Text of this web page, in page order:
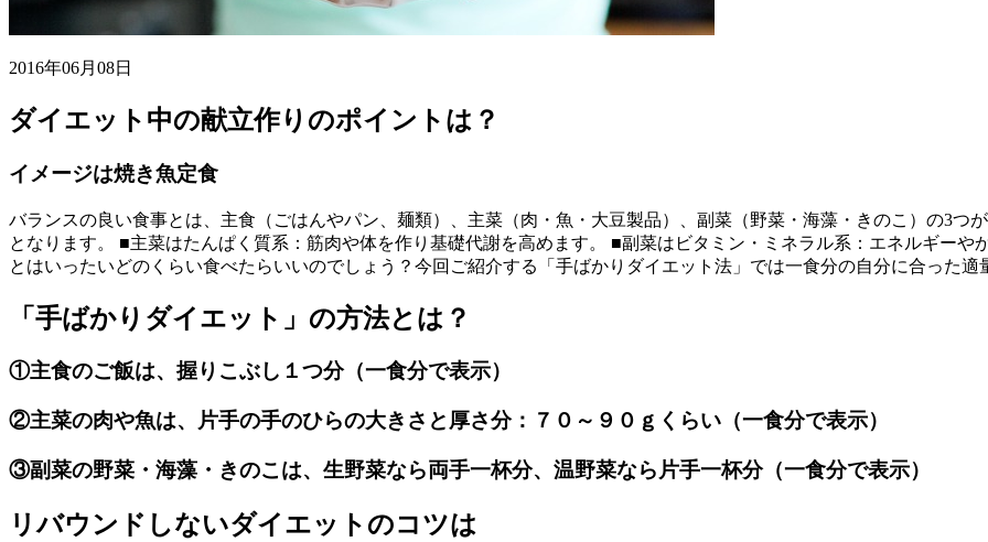
2016年06月08日
ダイエット中の献立作りのポイントは？
イメージは焼き魚定食
バランスの良い食事とは、主食（ごはんやパン、麺類）、主菜（肉・魚・大豆製品）、副菜（野菜・海藻・きのこ）の3つ
となります。 ■主菜はたんぱく質系：筋肉や体を作り基礎代謝を高めます。 ■副菜はビタミン・ミネラル系：エネルギー
とはいったいどのくらい食べたらいいのでしょう？今回ご紹介する「手ばかりダイエット法」では一食分の自分に合った適
「手ばかりダイエット」の方法とは？
①主食のご飯は、握りこぶし１つ分（一食分で表示）
②主菜の肉や魚は、片手の手のひらの大きさと厚さ分：７０～９０ｇくらい（一食分で表示）
③副菜の野菜・海藻・きのこは、生野菜なら両手一杯分、温野菜なら片手一杯分（一食分で表示）
リバウンドしないダイエットのコツは